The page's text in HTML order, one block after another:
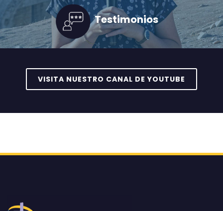
Testimonios
VISITA NUESTRO CANAL DE YOUTUBE